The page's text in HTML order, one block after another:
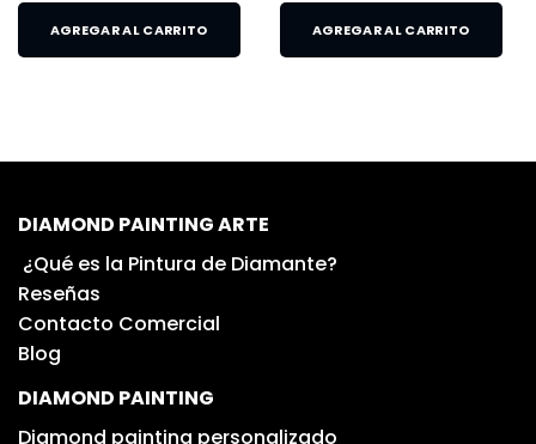
AGREGAR AL CARRITO AGREGAR AL CARRITO
DIAMOND PAINTING ARTE
¿Qué es la Pintura de Diamante?
Reseñas
Contacto Comercial
Blog
DIAMOND PAINTING
Diamond painting personalizado